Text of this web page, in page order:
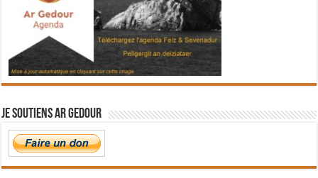
Je soutiens Ar Gedour